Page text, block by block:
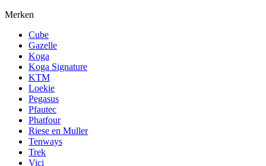
Merken
Cube
Gazelle
Koga
Koga Signature
KTM
Loekie
Pegasus
Pfautec
Phatfour
Riese en Muller
Tenways
Trek
Vici